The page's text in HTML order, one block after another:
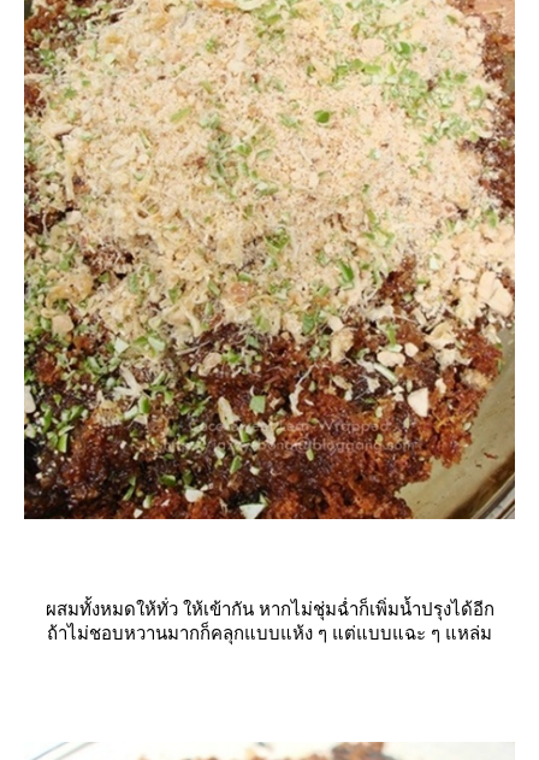
ผสมทั้งหมดให้ทั่ว ให้เข้ากัน หากไม่ชุ่มฉ่ำก็เพิ่มน้ำปรุงได้อีก
ถ้าไม่ชอบหวานมากก็คลุกแบบแห้ง ๆ แต่แบบแฉะ ๆ แหล่ม